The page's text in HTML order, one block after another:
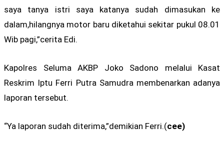
saya tanya istri saya katanya sudah dimasukan ke
dalam,hilangnya motor baru diketahui sekitar pukul 08.01
Wib pagi,”cerita Edi.
Kapolres Seluma AKBP Joko Sadono melalui Kasat
Reskrim Iptu Ferri Putra Samudra membenarkan adanya
laporan tersebut.
“Ya laporan sudah diterima,”demikian Ferri.(cee)